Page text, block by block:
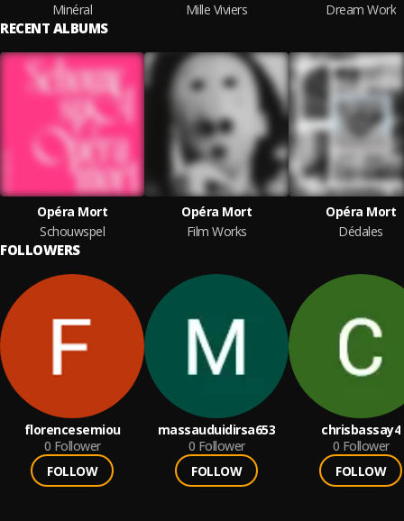
Minéral
Mille Viviers
Dream Work
RECENT ALBUMS
Opéra Mort
Schouwspel
Opéra Mort
Film Works
Opéra Mort
Dédales
FOLLOWERS
florencesemiou
0 Follower
FOLLOW
massauduidirsa653
0 Follower
FOLLOW
chrisbassay4
0 Follower
FOLLOW